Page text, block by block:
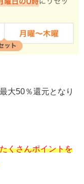
大50％還元となり
くさんポイントを